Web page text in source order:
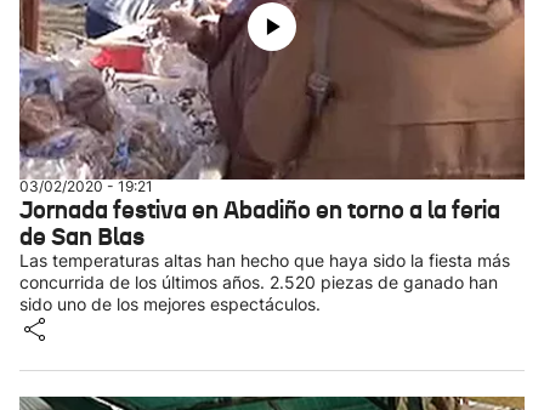
03/02/2020 - 19:21
Jornada festiva en Abadiño en torno a la feria
de San Blas
Las temperaturas altas han hecho que haya sido la fiesta más
concurrida de los últimos años. 2.520 piezas de ganado han
sido uno de los mejores espectáculos.